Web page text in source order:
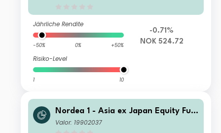
Jährliche Rendite
-50% 0% +50%
Risiko-Level
1 10
-0.71%
NOK 524.72
Nordea 1 - Asia ex Japan Equity Fun
d BC USD
Valor: 19902037